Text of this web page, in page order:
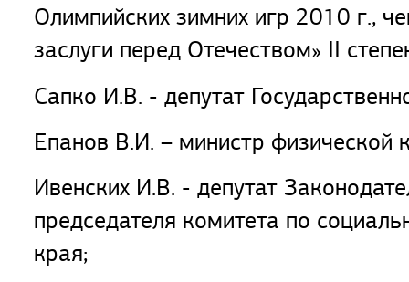
Олимпийских зимних игр 2010 г.,
заслуги перед Отечеством» II
Сапко И.В. - депутат
Епанов В.И. – министр физической
Ивенских И.В. - депутат
председателя комитета по
края;